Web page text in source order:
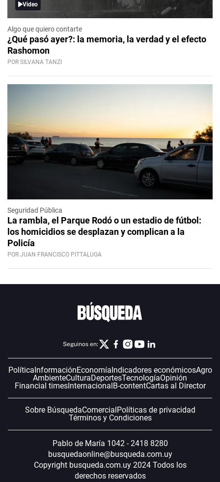
Video
Algo que quiero contarte
¿Qué pasó ayer?: la memoria, la verdad y el efecto
Rashomon
POR SILVANA TANZI
Seguridad Pública
La rambla, el Parque Rodó o un estadio de fútbol:
los homicidios se desplazan y complican a la
Policía
POR JUAN FRANCISCO PITTALUGA
Seguinos en:
Política InformaciónEconomía Indicadores económicosAgro
AmbienteCulturaDeportesTecnologíaOpinión
Financial timesInternacional B-contentCartas al Director
Sobre BúsquedaComercial Políticas de privacidad
Términos y Condiciones
Pablo de María 1042 - 2418 8280
busquedaonline@busqueda.com.uy
Copyright busqueda.com.uy 2024 Todos los
derechos reservados